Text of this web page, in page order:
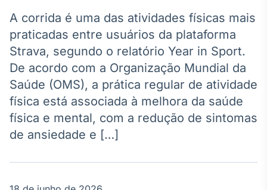
Agro
Tudo sobre o
agronegócio
Broadcast
Político
Os bastidores da
A corrida é uma das atividades físicas mais
praticadas entre usuários da plataforma
Strava, segundo o relatório Year in Sport.
De acordo com a Organização Mundial da
Saúde (OMS), a prática regular de atividade
física está associada à melhora da saúde
física e mental, com a redução de sintomas
de ansiedade e […]